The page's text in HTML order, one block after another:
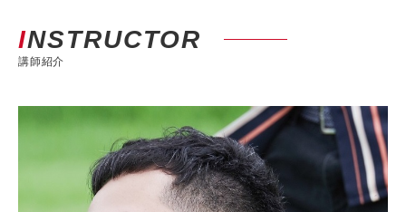
INSTRUCTOR
講師紹介